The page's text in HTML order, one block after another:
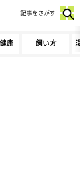
康 飼い方
記事をさがす